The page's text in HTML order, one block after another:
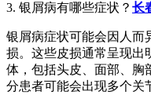
3. 银屑病有哪些症状？ 长
银屑病症状可能会因人而
损。这些皮损通常呈现出
体，包括头皮、面部、胸
分患者可能会出现多个关